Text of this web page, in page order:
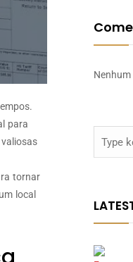
para
tornar
um local